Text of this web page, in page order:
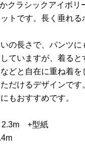
クラシックアイボリ
トです。長く垂れる
の長さで、パンツに
ていますが、着ると
どと自在に重ね着を
だけるデザインです
もおすすめです。
2.3m +型紙